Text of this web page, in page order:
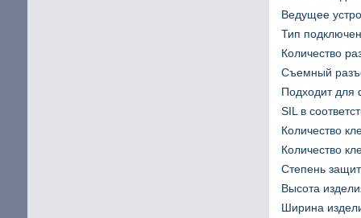
Ведущее
Тип
Количество
Съемный
Подходит для
SIL в
Количество
Количество
Степень
Высота
Ширина